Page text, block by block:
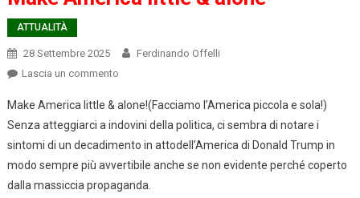
ATTUALITÀ
28 Settembre 2025
Ferdinando Offelli
Lascia un commentoon
America
little
&
alone
Make America little & alone!(Facciamo l’America piccola e sola!)
Senza atteggiarci a indovini della politica, ci sembra di notare i
sintomi di un decadimento in attodell’America di Donald Trump in
modo sempre più avvertibile anche se non evidente perché coperto
dalla massiccia propaganda.